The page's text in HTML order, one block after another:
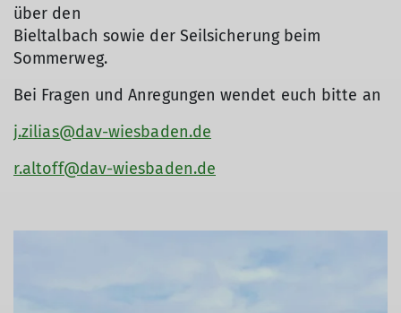
über den
Bieltalbach sowie der Seilsicherung beim
Sommerweg.
Bei Fragen und Anregungen wendet euch bitte an
j.zilias@dav-wiesbaden.de
r.altoff@dav-wiesbaden.de